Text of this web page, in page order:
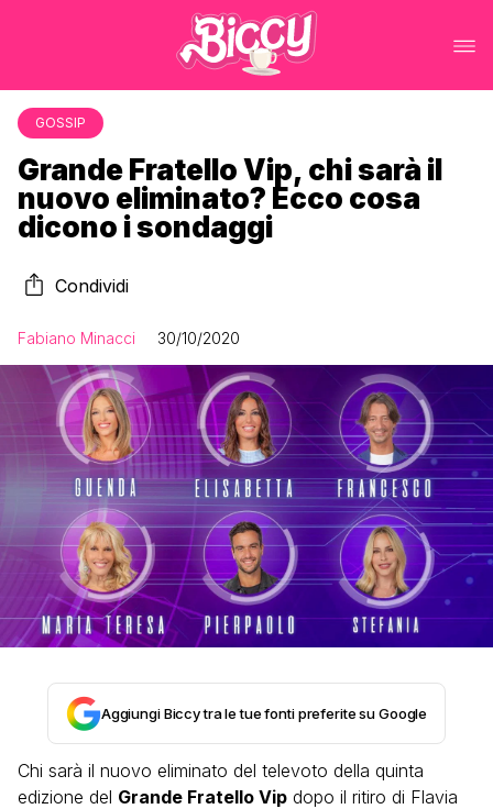
GOSSIP
Grande Fratello Vip, chi sarà il
nuovo eliminato? Ecco cosa
dicono i sondaggi
Condividi
Fabiano Minacci 30/10/2020
Aggiungi Biccy tra le tue fonti preferite su Google
Chi sarà il nuovo eliminato del televoto della quinta
edizione del Grande Fratello Vip dopo il ritiro di Flavia